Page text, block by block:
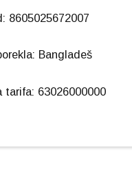
8605025672007
Bangladeš
tarifa: 63026000000